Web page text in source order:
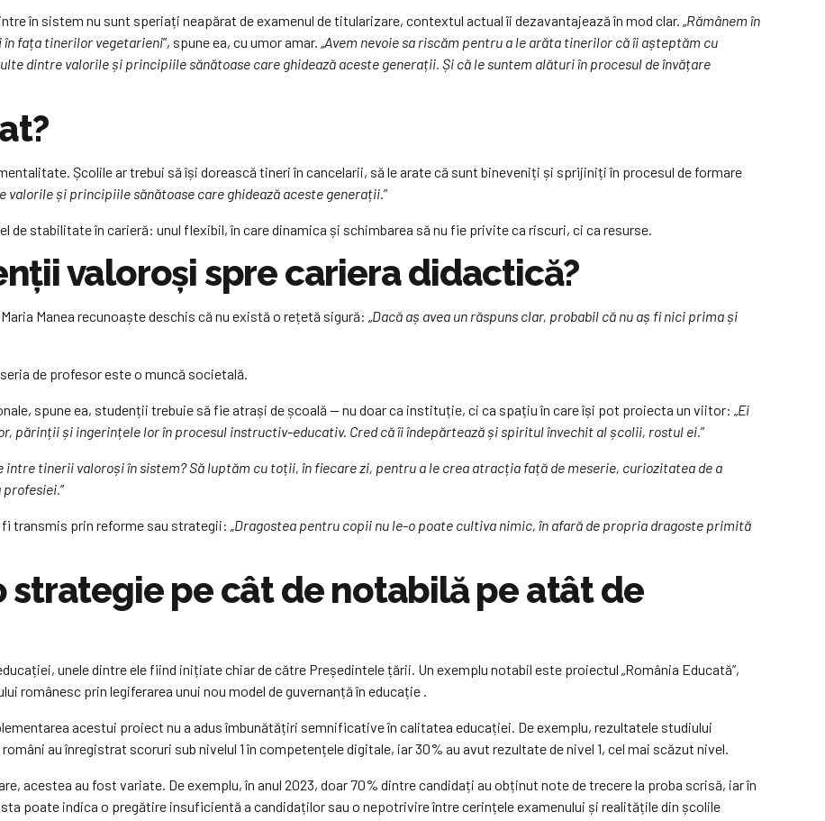
în sistem nu sunt speriați neapărat de examenul de titularizare, contextul actual îi dezavantajează în mod clar. „Rămânem în
fața tinerilor vegetarieni”, spune ea, cu umor amar. „Avem nevoie sa riscăm pentru a le arăta tinerilor că îi așteptăm cu
dintre valorile și principiile sănătoase care ghidează aceste generații. Și că le suntem alături în procesul de învățare
Școlile ar trebui să își dorească tineri în cancelarii, să le arate că sunt bineveniți și sprijiniți în procesul de formare
valorile și principiile sănătoase care ghidează aceste generații.”
de stabilitate în carieră: unul flexibil, în care dinamica și schimbarea să nu fie privite ca riscuri, ci ca resurse.
valoroși spre cariera didactică?
Manea recunoaște deschis că nu există o rețetă sigură: „Dacă aș avea un răspuns clar, probabil că nu aș fi nici prima și
de profesor este o muncă societală.
spune ea, studenții trebuie să fie atrași de școală — nu doar ca instituție, ci ca spațiu în care își pot proiecta un viitor: „Ei
părinții și ingerințele lor în procesul instructiv-educativ. Cred că îi îndepărtează și spiritul învechit al școlii, rostul ei.”
intre tinerii valoroși în sistem? Să luptăm cu toții, în fiecare zi, pentru a le crea atracția față de meserie, curiozitatea de a
profesiei.”
fi transmis prin reforme sau strategii: „Dragostea pentru copii nu le-o poate cultiva nimic, în afară de propria dragoste primită
strategie pe cât de notabilă pe atât de
unele dintre ele fiind inițiate chiar de către Președintele țării. Un exemplu notabil este proiectul „România Educată”,
românesc prin legiferarea unui nou model de guvernanță în educație .
acestui proiect nu a adus îmbunătățiri semnificative în calitatea educației. De exemplu, rezultatele studiului
au înregistrat scoruri sub nivelul 1 în competențele digitale, iar 30% au avut rezultate de nivel 1, cel mai scăzut nivel.
acestea au fost variate. De exemplu, în anul 2023, doar 70% dintre candidați au obținut note de trecere la proba scrisă, iar în
poate indica o pregătire insuficientă a candidaților sau o nepotrivire între cerințele examenului și realitățile din școlile